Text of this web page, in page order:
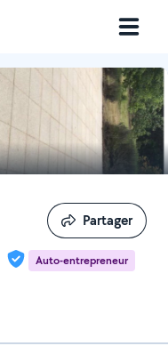
Auto-entrepreneur
Partager
Partager